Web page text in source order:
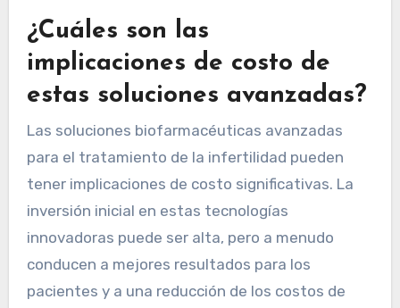
¿Cuáles son las
implicaciones de costo de
estas soluciones avanzadas?
Las soluciones biofarmacéuticas avanzadas
para el tratamiento de la infertilidad pueden
tener implicaciones de costo significativas. La
inversión inicial en estas tecnologías
innovadoras puede ser alta, pero a menudo
conducen a mejores resultados para los
pacientes y a una reducción de los costos de